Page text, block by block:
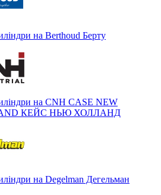
на Berthoud Берту
на CNH CASE NEW
КЕЙС НЬЮ ХОЛЛАНД
на Degelman Дегельман